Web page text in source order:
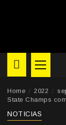
Primary
Menu
Home 2022
State Champs
NOTICIAS